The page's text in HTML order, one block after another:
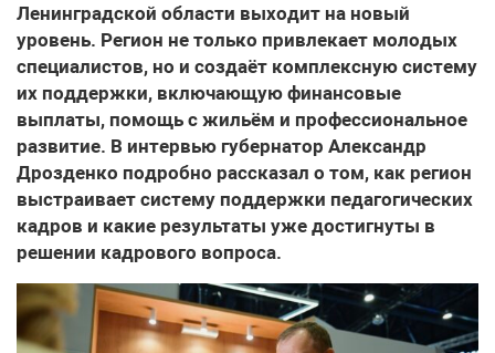
Ленинградской области выходит на новый
уровень. Регион не только привлекает молодых
специалистов, но и создаёт комплексную систему
их поддержки, включающую финансовые
выплаты, помощь с жильём и профессиональное
развитие. В интервью губернатор Александр
Дрозденко подробно рассказал о том, как регион
выстраивает систему поддержки педагогических
кадров и какие результаты уже достигнуты в
решении кадрового вопроса.